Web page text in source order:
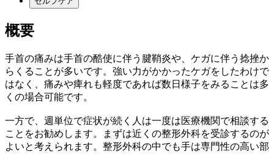
概要
手首の痛みは手首の酷使に伴う腱鞘炎や、ケガに伴う捻挫か
らくることが多いです。強い力がかかったケガをしたわけで
はなく、痛みや痺れも軽度であれば数日様子をみることは多
くの場合可能です。
一方で、週単位で症状が続く人は一度は医療機関で相談する
ことをお勧めします。まずは近くの整形外科を受診するのが
よいと考えられます。整形外科の中でも手は専門性の高い部